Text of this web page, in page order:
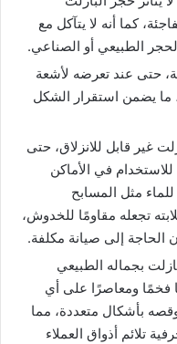
كما أنه لا يتآكل مع
الطبيعي أو الصناعي.
حتى عند تعرضه لأشعة
يضمن استقرار الشكل
غير قابل للانزلاق، حتى
في الأماكن
مثل المسابح
تجعله مقاومًا للخدوش،
إلى صيانة مكلفة.
بجماله الطبيعي
فخمًا ومعاصرًا على أي
بأشكال متعددة، مما
تلائم أذواق العملاء